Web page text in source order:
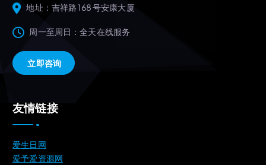
地址：吉祥路 168 号安康大厦
周一至周日：全天在线服务
立即咨询
友情链接
爱生日网
爱予爱资源网